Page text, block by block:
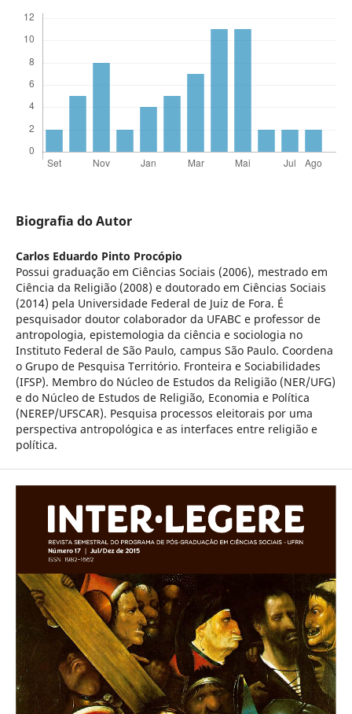
Biografia do Autor
Carlos Eduardo Pinto Procópio
Possui graduação em Ciências Sociais (2006), mestrado em
Ciência da Religião (2008) e doutorado em Ciências Sociais
(2014) pela Universidade Federal de Juiz de Fora. É
pesquisador doutor colaborador da UFABC e professor de
antropologia, epistemologia da ciência e sociologia no
Instituto Federal de São Paulo, campus São Paulo. Coordena
o Grupo de Pesquisa Território. Fronteira e Sociabilidades
(IFSP). Membro do Núcleo de Estudos da Religião (NER/UFG)
e do Núcleo de Estudos de Religião, Economia e Política
(NEREP/UFSCAR). Pesquisa processos eleitorais por uma
perspectiva antropológica e as interfaces entre religião e
política.